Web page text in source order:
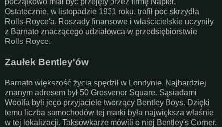
Ostatecznie, w listopadzie 1931 roku, trafił pod skrzydła
Rolls-Royce'a. Roszady finansowe i właścicielskie uczyniły
z Barnato znaczącego udziałowca w przedsiębiorstwie
Rolls-Royce.
Zaułek Bentley'ów
Barnato większość życia spędził w Londynie. Najbardziej
znanym adresem był 50 Grosvenor Square. Sąsiadami
Woolfa byli jego przyjaciele tworzący Bentley Boys. Dzięki
temu liczba samochodów tej marki była największa właśnie
w tej lokalizacji. Taksówkarze mówili o niej Bentley's Corner.